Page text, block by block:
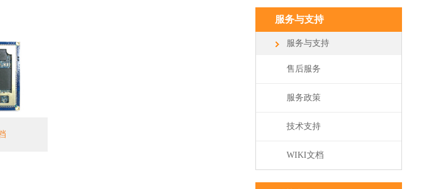
服务与支持
服务与支持
售后服务
服务政策
技术支持
WIKI文档